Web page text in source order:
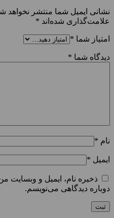
نشانی ایمیل شما منتشر نخواهد
علامت‌گذاری شده‌اند *
امتیاز شما *
دیدگاه شما *
نام *
ایمیل *
ذخیره نام، ایمیل و وبسایت
دوباره دیدگاهی می‌نویسم.